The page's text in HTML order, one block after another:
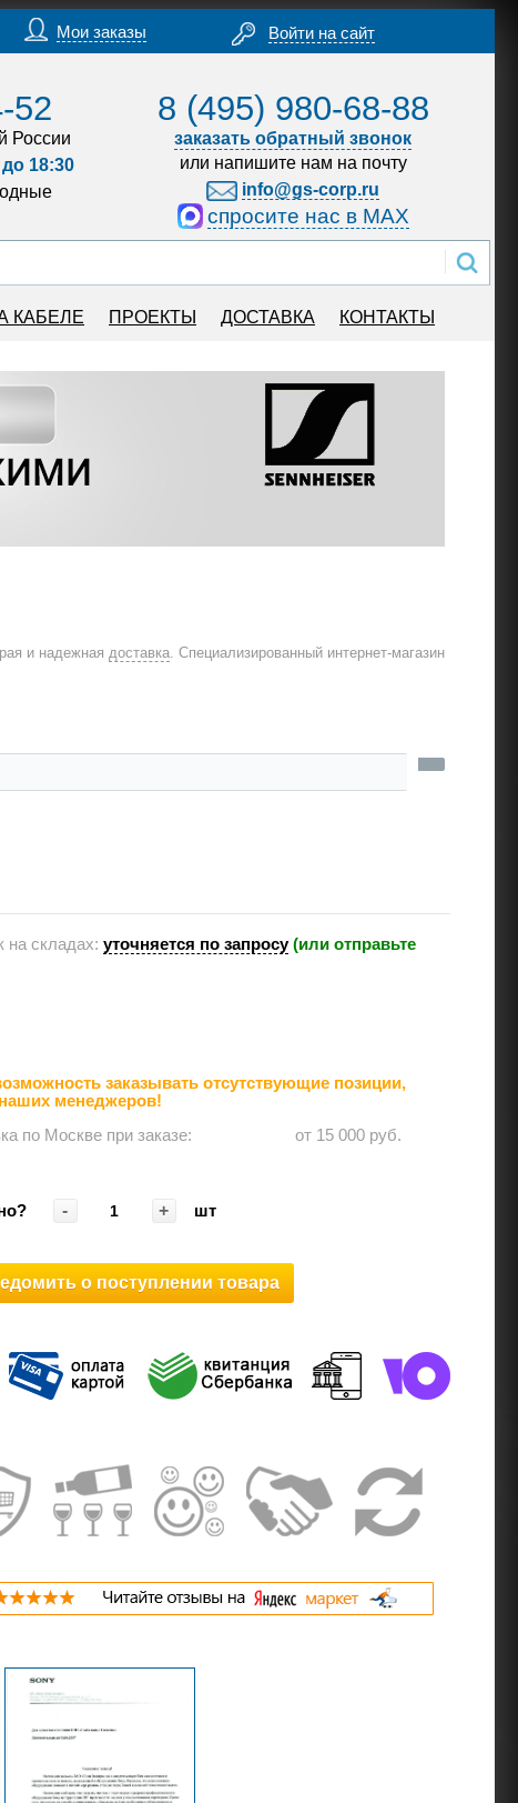
Мои заказы Войти на сайт
52
России
18:30
8 (495) 980-68-88
заказать обратный звонок
или напишите нам на почту
info@gs-corp.ru
спросите нас в MAX
КАБЕЛЕ ПРОЕКТЫ ДОСТАВКА КОНТАКТЫ
и надежная доставка. Специализированный интернет-магазин
на складах: уточняется по запросу(или отправьте
заказывать отсутствующие позиции,
менеджеров!
по Москве при заказе: ⠀⠀⠀⠀
от 15 000 руб.
- + шт
о поступлении товара